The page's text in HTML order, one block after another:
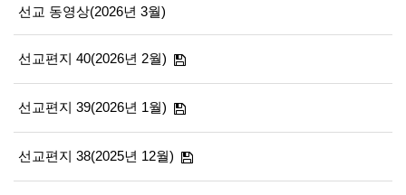
선교 동영상(2026년 3월)
선교편지 40(2026년 2월)
선교편지 39(2026년 1월)
선교편지 38(2025년 12월)